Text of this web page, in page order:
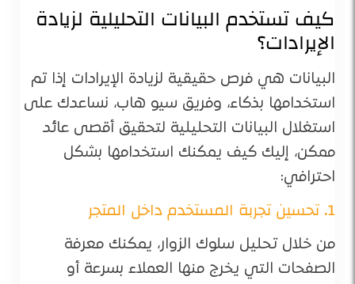
كيف تستخدم البيانات التحليلية لزيادة
الإيرادات؟
البيانات هي فرص حقيقية لزيادة الإيرادات إذا تم
استخدامها بذكاء، وفريق سيو هاب، نساعدك على
استغلال البيانات التحليلية لتحقيق أقصى عائد
ممكن، إليك كيف يمكنك استخدامها بشكل
احترافي:
1. تحسين تجربة المستخدم داخل المتجر
من خلال تحليل سلوك الزوار، يمكنك معرفة
الصفحات التي يخرج منها العملاء بسرعة أو